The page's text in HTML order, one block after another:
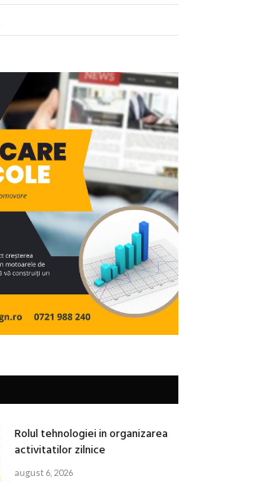
Rolul tehnologiei in organizarea
activitatilor zilnice
august 6, 2026